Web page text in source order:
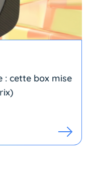
: cette box mise